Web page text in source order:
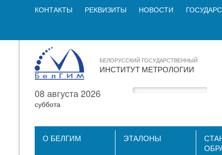
КОНТАКТЫ РЕКВИЗИТЫ НОВОСТИ
БЕЛОРУССКИЙ ГОСУДАРСТВЕННЫЙ
ИНСТИТУТ МЕТРОЛОГИИ
08 августа 2026
суббота
О БЕЛГИМ ЭТАЛОНЫ